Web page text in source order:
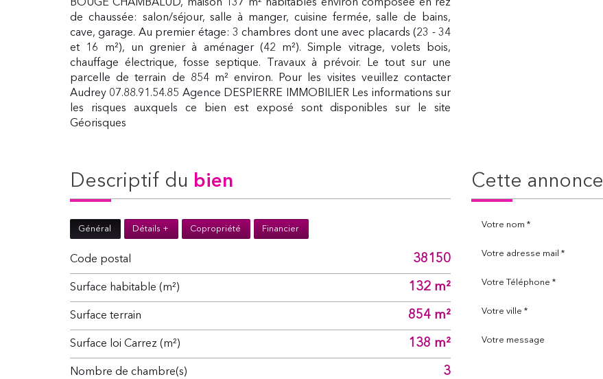
BOUGE CHAMBALUD, maison 137 m² habitables environ composée en rez
de chaussée: salon/séjour, salle à manger, cuisine fermée, salle de bains,
cave, garage. Au premier étage: 3 chambres dont une avec placards (23 - 34
et 16 m²), un grenier à aménager (42 m²). Simple vitrage, volets bois,
chauffage électrique, fosse septique. Travaux à prévoir. Le tout sur une
parcelle de terrain de 854 m² environ. Pour les visites veuillez contacter
Audrey 07.88.91.54.85 Agence DESPIERRE IMMOBILIER Les informations sur
les risques auxquels ce bien est exposé sont disponibles sur le site
Géorisques
descriptif du bien
Général Détails + Copropriété Financier
Code postal 38150
Surface habitable (m²) 132 m²
surface terrain 854 m²
Surface loi Carrez (m²) 138 m²
Nombre de chambre(s) 3
cette annonce
Votre nom *
Votre adresse mail *
Votre Téléphone *
Votre ville *
Votre message